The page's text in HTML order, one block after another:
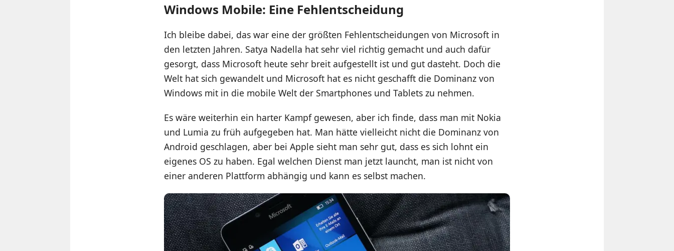
Windows Mobile: Eine Fehlentscheidung
Ich bleibe dabei, das war eine der größten Fehlentscheidungen von Microsoft in
den letzten Jahren. Satya Nadella hat sehr viel richtig gemacht und auch dafür
gesorgt, dass Microsoft heute sehr breit aufgestellt ist und gut dasteht. Doch die
Welt hat sich gewandelt und Microsoft hat es nicht geschafft die Dominanz von
Windows mit in die mobile Welt der Smartphones und Tablets zu nehmen.
Es wäre weiterhin ein harter Kampf gewesen, aber ich finde, dass man mit Nokia
und Lumia zu früh aufgegeben hat. Man hätte vielleicht nicht die Dominanz von
Android geschlagen, aber bei Apple sieht man sehr gut, dass es sich lohnt ein
eigenes OS zu haben. Egal welchen Dienst man jetzt launcht, man ist nicht von
einer anderen Plattform abhängig und kann es selbst machen.